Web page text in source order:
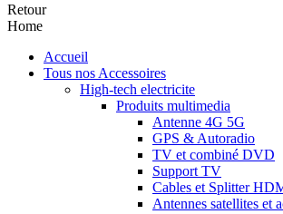
Retour
Home
Accueil
Tous nos Accessoires
High-tech electricite
Produits multimedia
Antenne 4G 5G
GPS & Autoradio
TV et combiné DVD
Support TV
Cables et Splitter
Antennes satellites et